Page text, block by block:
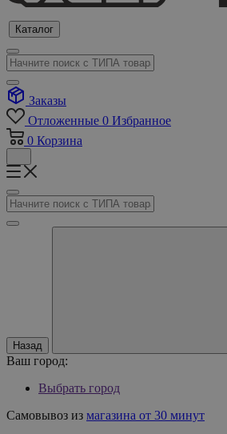
Каталог
Заказы
Отложенные 0 Избранное
0 Корзина
Назад
Ваш город:
Выбрать город
Самовывоз из магазина от 30 минут